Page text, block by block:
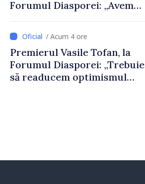
Forumul Diasporei: „Avem
dumneavoastră pentru a
construi comunități mai
puternice”
/ Acum 4 ore
Premierul Vasile Tofan, la
Forumul Diasporei: „Trebuie
să readucem optimismul